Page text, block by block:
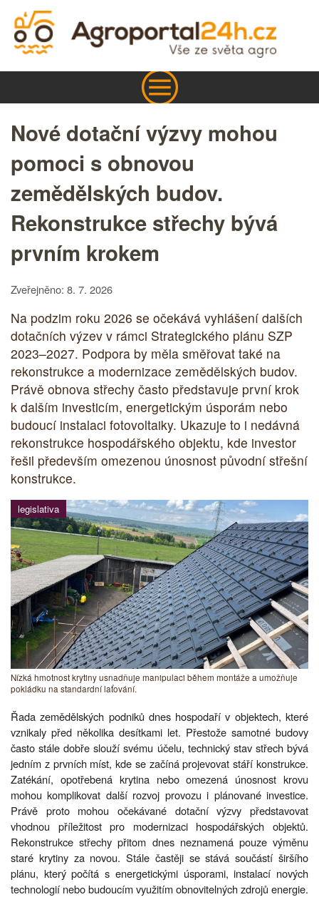
Nové dotační výzvy mohou
pomoci s obnovou
zemědělských budov.
Rekonstrukce střechy bývá
prvním krokem
Zveřejněno: 8. 7. 2026
Na podzim roku 2026 se očekává vyhlášení dalších
dotačních výzev v rámci Strategického plánu SZP
2023–2027. Podpora by měla směřovat také na
rekonstrukce a modernizace zemědělských budov.
Právě obnova střechy často představuje první krok
k dalším investicím, energetickým úsporám nebo
budoucí instalaci fotovoltaiky. Ukazuje to i nedávná
rekonstrukce hospodářského objektu, kde investor
řešil především omezenou únosnost původní střešní
konstrukce.
legislativa
Nízká hmotnost krytiny usnadňuje manipulaci během montáže a umožňuje
pokládku na standardní laťování.
Řada zemědělských podniků dnes hospodaří v objektech, které
vznikaly před několika desítkami let. Přestože samotné budovy
často stále dobře slouží svému účelu, technický stav střech bývá
jedním z prvních míst, kde se začíná projevovat stáří konstrukce.
Zatékání, opotřebená krytina nebo omezená únosnost krovu
mohou komplikovat další rozvoj provozu i plánované investice.
Právě proto mohou očekávané dotační výzvy představovat
vhodnou příležitost pro modernizaci hospodářských objektů.
Rekonstrukce střechy přitom dnes neznamená pouze výměnu
staré krytiny za novou. Stále častěji se stává součástí širšího
plánu, který počítá s energetickými úsporami, instalací nových
technologií nebo budoucím využitím obnovitelných zdrojů energie.